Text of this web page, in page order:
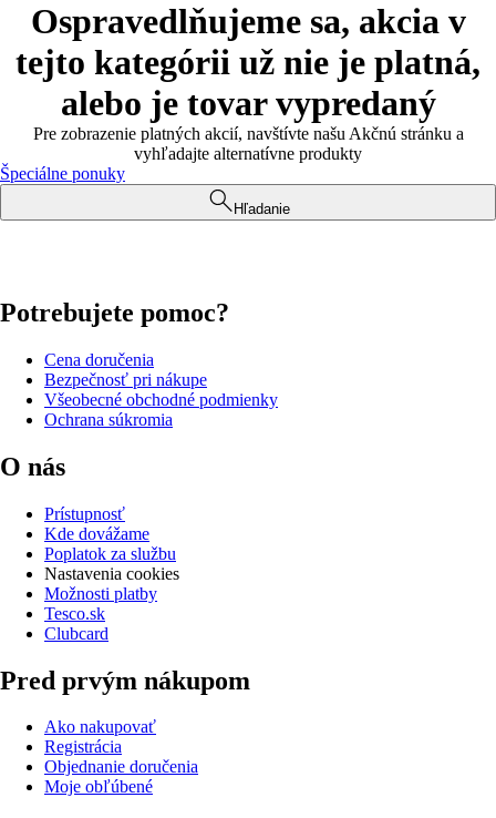
Ospravedlňujeme sa, akcia v
tejto kategórii už nie je platná,
alebo je tovar vypredaný
Pre zobrazenie platných akcií, navštívte našu Akčnú stránku a
vyhľadajte alternatívne produkty
Špeciálne ponuky
Hľadanie
Potrebujete pomoc?
Cena doručenia
Bezpečnosť pri nákupe
Všeobecné obchodné podmienky
Ochrana súkromia
O nás
Prístupnosť
Kde dovážame
Poplatok za službu
Nastavenia cookies
Možnosti platby
Tesco.sk
Clubcard
Pred prvým nákupom
Ako nakupovať
Registrácia
Objednanie doručenia
Moje obľúbené